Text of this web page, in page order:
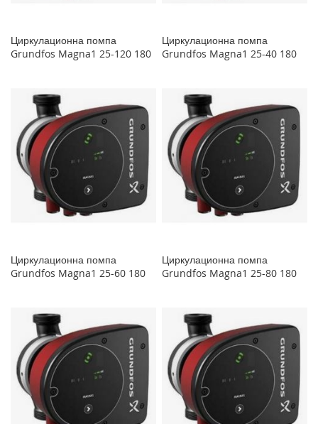
Циркулационна помпа
Grundfos Magna1 25-120 180
Циркулационна помпа
Grundfos Magna1 25-40 180
Циркулационна помпа
Grundfos Magna1 25-60 180
Циркулационна помпа
Grundfos Magna1 25-80 180